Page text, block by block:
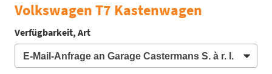
Volkswagen T7 Kastenwagen
Verfügbarkeit, Art